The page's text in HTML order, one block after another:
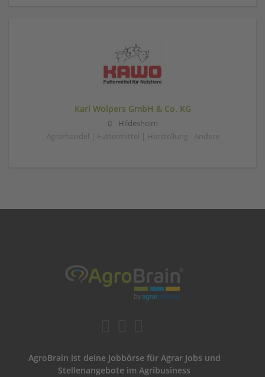
Karl Wolpers GmbH & Co. KG
Hildesheim
Agrarhandel | Futtermittel | Herstellung - Andere
AgroBrain ist deine Jobbörse für Agrar Jobs und
Stellenangebote im Agribusiness